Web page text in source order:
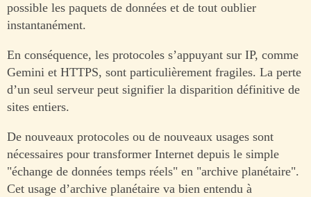
possible les paquets de données et de tout oublier
instantanément.
En conséquence, les protocoles s’appuyant sur IP, comme
Gemini et HTTPS, sont particulièrement fragiles. La perte
d’un seul serveur peut signifier la disparition définitive de
sites entiers.
De nouveaux protocoles ou de nouveaux usages sont
nécessaires pour transformer Internet depuis le simple
"échange de données temps réels" en "archive planétaire".
Cet usage d’archive planétaire va bien entendu à